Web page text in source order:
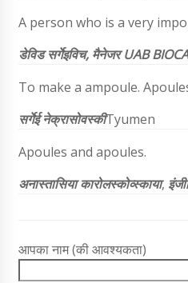
A person who is a very
डेविड सर्गेइविच, मैनेजरUAB
To make a ampoule.
सर्गेई नेक्रासोवस्कीTyumen
Apoules and apoules.
अनास्तासिया कारोलस्कोव्स्काया,
आपका नाम (की आवश्यकता)